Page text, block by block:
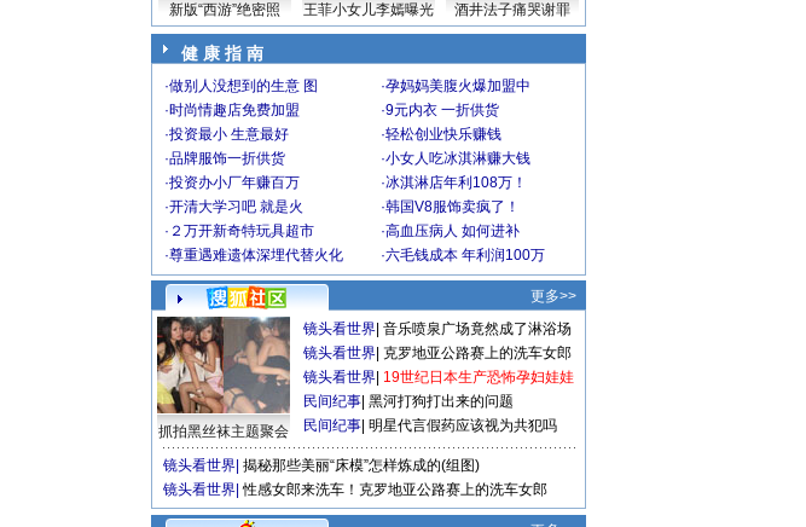
新版“西游”绝密照 王菲小女儿李嫣曝光 酒井法子痛哭谢罪
健 康 指 南
·做别人没想到的生意 图 ·孕妈妈美腹火爆加盟中
·时尚情趣店免费加盟 ·9元内衣 一折供货
·投资最小 生意最好 ·轻松创业快乐赚钱
·品牌服饰一折供货 ·小女人吃冰淇淋赚大钱
·投资办小厂年赚百万 ·冰淇淋店年利108万！
·开清大学习吧 就是火 ·韩国V8服饰卖疯了！
· ２万开新奇特玩具超市 ·高血压病人 如何进补
·尊重遇难遗体深埋代替火化 ·六毛钱成本 年利润100万
更多>>
抓拍黑丝袜主题聚会
镜头看世界 音乐喷泉广场竟然成了淋浴场
镜头看世界 克罗地亚公路赛上的洗车女郎
镜头看世界 19世纪日本生产恐怖孕妇娃娃
民间纪事 黑河打狗打出来的问题
民间纪事 明星代言假药应该视为共犯吗
镜头看世界 揭秘那些美丽“床模”怎样炼成的(组图)
镜头看世界 性感女郎来洗车！克罗地亚公路赛上的洗车女郎